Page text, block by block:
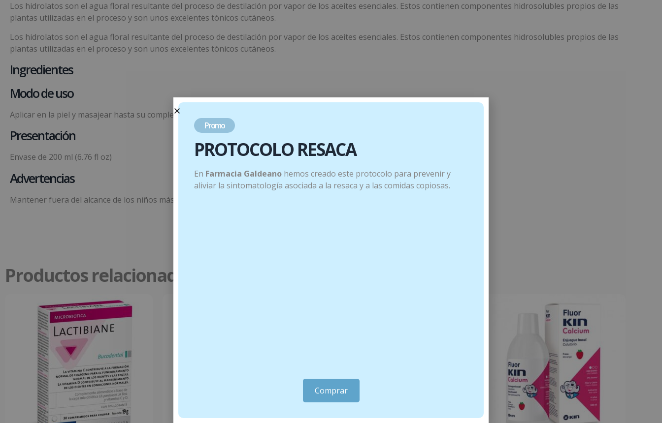
Los hidrolatos son el agua floral resultante del proceso de destilación por vapor de los aceites esenciales. Estos contienen componentes hidrosolubles propios de las
plantas utilizadas en el proceso y son unos excelentes tónicos cutáneos.
Los hidrolatos son el agua floral resultante del proceso de destilación por vapor de los aceites esenciales. Estos contienen componentes hidrosolubles propios de las
plantas utilizadas en el proceso y son unos excelentes tónicos cutáneos.
Ingredientes
Modo de uso
Aplicar en la piel y masajear hasta su completa absorción.
Presentación
Envase de 200 ml (6.76 fl oz)
Advertencias
Mantener fuera del alcance de los niños más pequeños. Conservar en un lugar fresco y seco.
Productos relacionados
Promo
PROTOCOLO RESACA
En Farmacia Galdeano hemos creado este protocolo para prevenir y
aliviar la sintomatología asociada a la resaca y a las comidas copiosas.
Comprar